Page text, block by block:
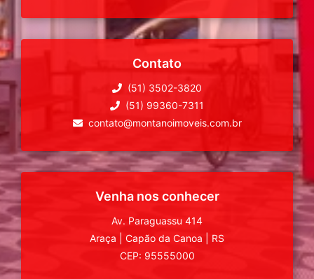
Contato
(51) 3502-3820
(51) 99360-7311
contato@montanoimoveis.com.br
Venha nos conhecer
Av. Paraguassu 414
Araça
Capão da Canoa
RS
CEP: 95555000